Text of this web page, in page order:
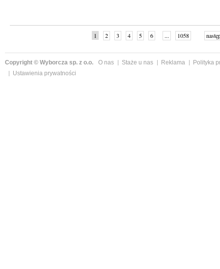
1 2 3 4 5 6 ... 1058
Copyright © Wyborcza sp. z o.o. O nas Staże u nas Reklama
Polityka
Ustawienia prywatności